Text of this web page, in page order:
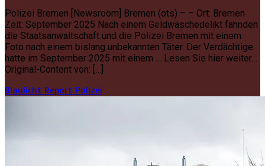
Polizei Bremen [Newsroom] Bremen (ots) – – Ort: Bremen
Zeit: September 2025 Nach einem Geldwäschedelikt fahnden
die Staatsanwaltschaft und die Polizei Bremen mit einem
Foto nach einem bislang unbekannten Täter. Der Verdächtige
hatte im September 2025 mit einem … Lesen Sie hier weiter…
Original-Content von: […]
Blaulicht Report Polizei